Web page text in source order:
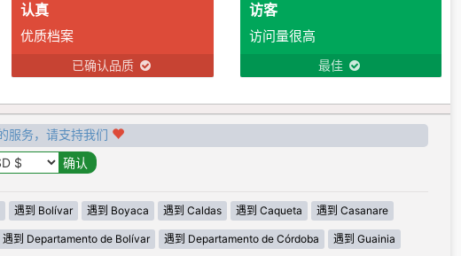
认真
优质档案
已确认品质
访客
访问量很高
最佳
服务，请支持我们
遇到 Bolívar 遇到 Boyaca 遇到 Caldas 遇到 Caqueta 遇到 Casanare
遇到 Departamento de Bolívar 遇到 Departamento de Córdoba 遇到 Guainia